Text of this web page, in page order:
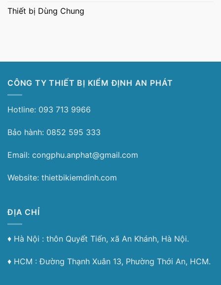
Thiết bị Dùng Chung
CÔNG TY THIẾT BỊ KIỂM ĐỊNH AN PHÁT
Hotline: 093 713 9966
Bảo hành: 0852 595 333
Email: congphu.anphat@gmail.com
Website: thietbikiemdinh.com
ĐỊA CHỈ
♦︎ Hà Nội : thôn Quyết Tiến, xã An Khánh, Hà Nội.
♦︎ HCM : Đường Thạnh Xuân 13, Phường Thới An, HCM.